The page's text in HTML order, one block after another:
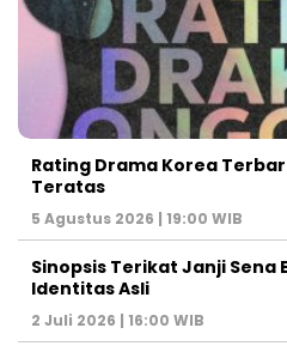
Rating Drama Korea
Teratas
5 Agustus 2026 | 19:00 WIB
Sinopsis Terikat Janji Sena
Identitas Asli
2 Juli 2026 | 16:00 WIB